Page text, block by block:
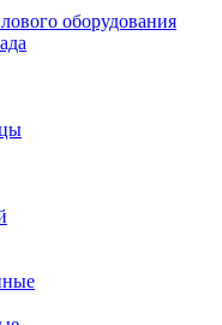
оборудования